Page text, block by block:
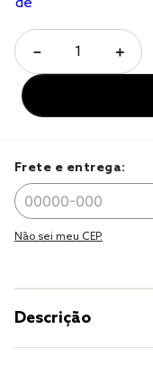
＋
－
Frete e entrega:
Não sei meu CEP.
Descrição